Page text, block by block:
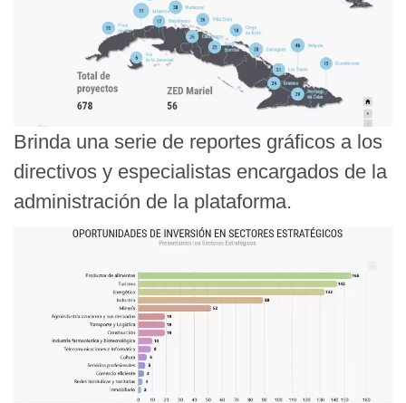
Brinda una serie de reportes gráficos a los
directivos y especialistas encargados de la
administración de la plataforma.